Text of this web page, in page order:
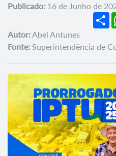
Publicado: 16 de Junho de
Autor: Abel Antunes
Fonte: Superintendência de